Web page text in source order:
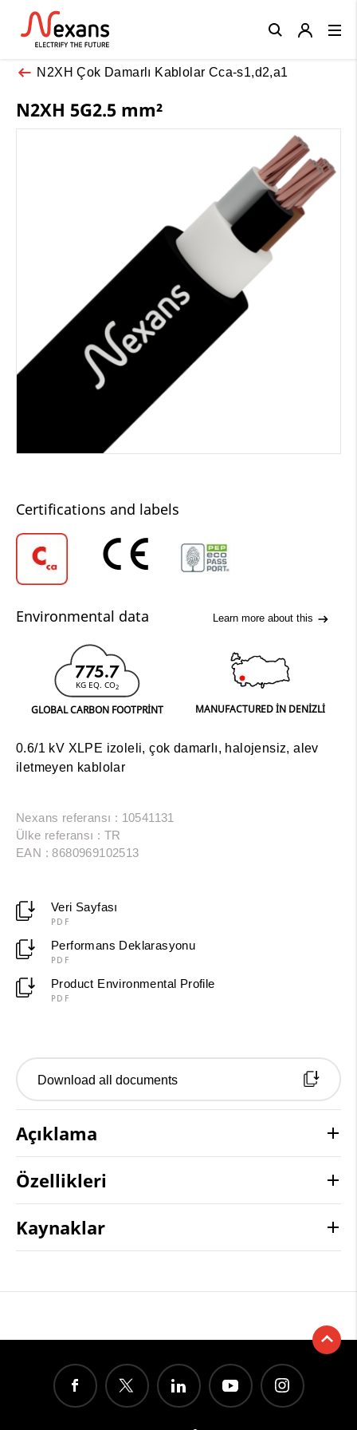
N2XH Çok Damarlı Kablolar Cca-s1,d2,a1
N2XH 5G2.5 mm²
Certifications and labels
Environmental data Learn more about this
775.7
KG EQ. CO2
GLOBAL CARBON FOOTPRINT MANUFACTURED IN DENIZLI
0.6/1 kV XLPE izoleli, çok damarlı, halojensiz, alev
iletmeyen kablolar
Nexans referansı : 10541131
Ülke referansı : TR
EAN : 8680969102513
Veri Sayfası
PDF
Performans Deklarasyonu
PDF
Product Environmental Profile
PDF
Download all documents
Açıklama
Özellikleri
Kaynaklar
Close